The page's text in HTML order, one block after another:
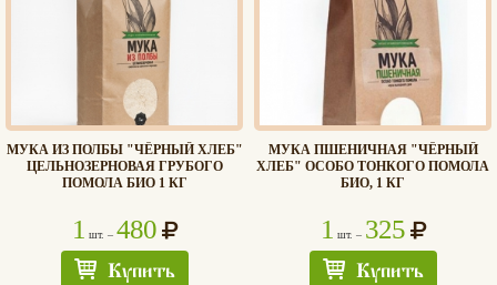
МУКА ИЗ ПОЛБЫ "ЧЁРНЫЙ ХЛЕБ"
ЦЕЛЬНОЗЕРНОВАЯ ГРУБОГО
ПОМОЛА БИО 1 КГ
1 шт. – 480
Купить
МУКА ПШЕНИЧНАЯ "ЧЁРНЫЙ
ХЛЕБ" ОСОБО ТОНКОГО ПОМОЛА
БИО, 1 КГ
1 шт. – 325
Купить